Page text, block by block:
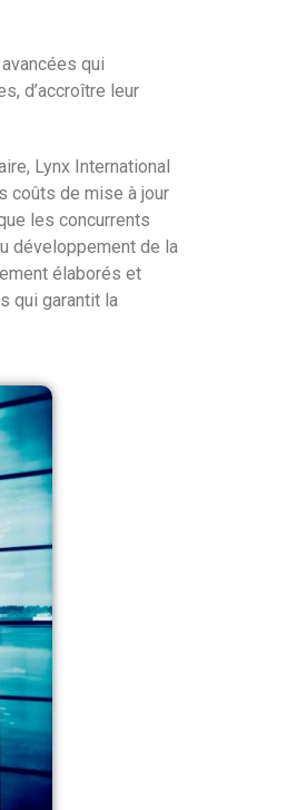
qui
d’accroître leur
Lynx International
coûts de mise à jour
les concurrents
développement de la
élaborés et
qui garantit la